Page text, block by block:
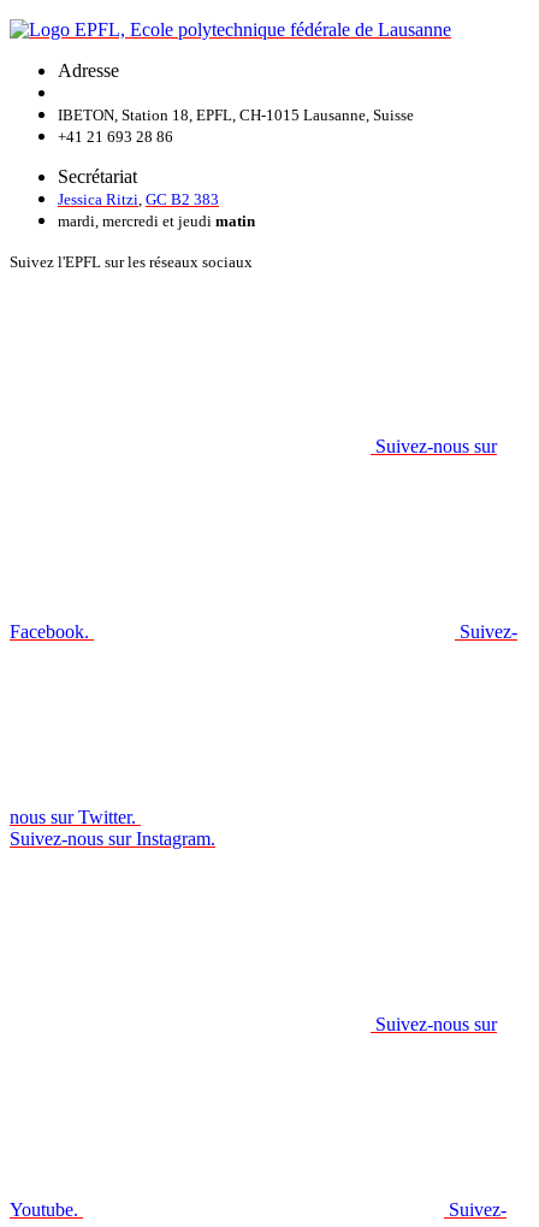
Adresse
IBETON, Station 18, EPFL, CH-1015 Lausanne, Suisse
+41 21 693 28 86
Secrétariat
Jessica Ritzi GC B2 383
mardi, mercredi et jeudi matin
Suivez l'EPFL sur les réseaux sociaux
Suivez-nous sur
Facebook. Suivez-
nous sur Twitter.
Suivez-nous sur Instagram.
Suivez-nous sur
Youtube. Suivez-